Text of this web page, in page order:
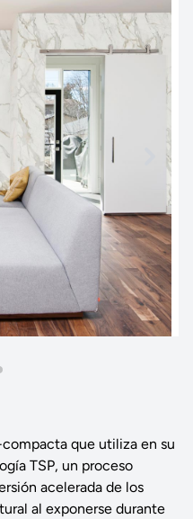
que utiliza en su
TSP, un proceso
acelerada de los
al exponerse durante